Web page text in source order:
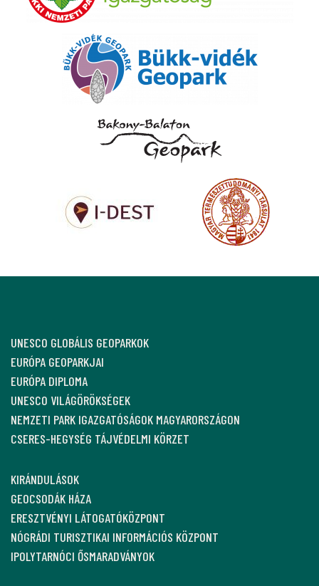
UNESCO GLOBÁLIS GEOPARKOK
EURÓPA GEOPARKJAI
EURÓPA DIPLOMA
UNESCO VILÁGÖRÖKSÉGEK
NEMZETI PARK IGAZGATÓSÁGOK MAGYARORSZÁGON
CSERES-HEGYSÉG TÁJVÉDELMI KÖRZET
KIRÁNDULÁSOK
GEOCSODÁK HÁZA
ERESZTVÉNYI LÁTOGATÓKÖZPONT
NÓGRÁDI TURISZTIKAI INFORMÁCIÓS KÖZPONT
IPOLYTARNÓCI ŐSMARADVÁNYOK